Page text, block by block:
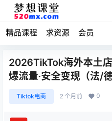
精品课程 求资源 会员
2026TikTok海外本土
爆流量·安全变现（法/
Tiktok电商 2 个月前 0